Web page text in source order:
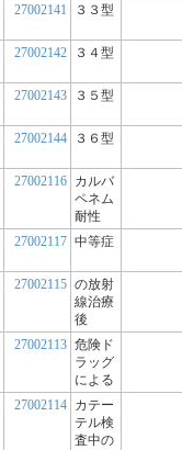
27002141 ３３型
27002142 ３４型
27002143 ３５型
27002144 ３６型
27002116 カルバ
ペネム
耐性
27002117 中等症
27002115 の放射
線治療
後
27002113 危険ド
ラッグ
による
27002114 カテー
テル検
査中の